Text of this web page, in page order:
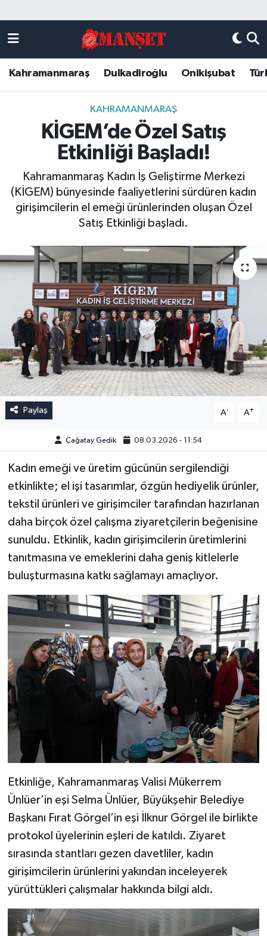
Kahramanmaraş Dulkadiroğlu Onikişubat
KAHRAMANMARAŞ
KİGEM’de Özel Satış
Etkinliği Başladı!
Kahramanmaraş Kadın İş Geliştirme Merkezi
(KİGEM) bünyesinde faaliyetlerini sürdüren kadın
girişimcilerin el emeği ürünlerinden oluşan Özel
Satış Etkinliği başladı.
Paylaş A- A+
Çağatay Gedik 08.03.2026 - 11:54
Kadın emeği ve üretim gücünün sergilendiği
etkinlikte; el işi tasarımlar, özgün hediyelik ürünler,
tekstil ürünleri ve girişimciler tarafından hazırlanan
daha birçok özel çalışma ziyaretçilerin beğenisine
sunuldu. Etkinlik, kadın girişimcilerin üretimlerini
tanıtmasına ve emeklerini daha geniş kitlelerle
buluşturmasına katkı sağlamayı amaçlıyor.
Etkinliğe, Kahramanmaraş Valisi Mükerrem
Ünlüer’in eşi Selma Ünlüer, Büyükşehir Belediye
Başkanı Fırat Görgel’in eşi İlknur Görgel ile birlikte
protokol üyelerinin eşleri de katıldı. Ziyaret
sırasında stantları gezen davetliler, kadın
girişimcilerin ürünlerini yakından inceleyerek
yürüttükleri çalışmalar hakkında bilgi aldı.
DULKADİROĞLU
KAHRAMANMARAŞ
ONİKİŞUBAT
Künye
Kahramanmaraş Nöbetçi Eczaneler
Kahramanmaraş Hava Durumu
Kahramanmaraş Trafik Yoğunluk Haritası
Süper Lig Puan Durumu ve Fikstür
Son Dakika Haberleri
Haber Arşivi